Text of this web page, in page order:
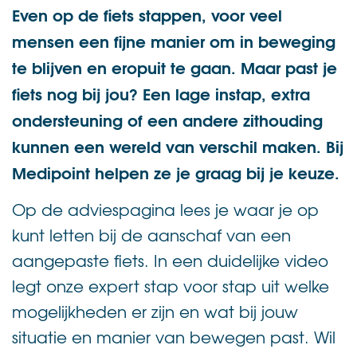
Even op de fiets stappen, voor veel
mensen een fijne manier om in beweging
te blijven en eropuit te gaan. Maar past je
fiets nog bij jou? Een lage instap, extra
ondersteuning of een andere zithouding
kunnen een wereld van verschil maken. Bij
Medipoint helpen ze je graag bij je keuze.
Op de adviespagina lees je waar je op
kunt letten bij de aanschaf van een
aangepaste fiets. In een duidelijke video
legt onze expert stap voor stap uit welke
mogelijkheden er zijn en wat bij jouw
situatie en manier van bewegen past. Wil